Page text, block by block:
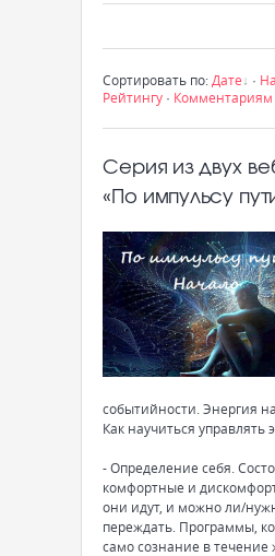
Сортировать по: Дате ·
Рейтингу · Комментариям
Серия из двух
«По импульсу
событийности. Энергия
Как научиться управлять
- Определение себя.
комфортные и
они идут, и можно ли/
переждать. Программы,
само сознание в течение